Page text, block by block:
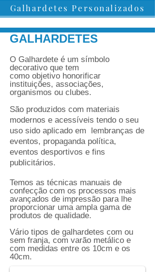
Galhardetes Personalizados
GALHARDETES
O Galhardete é um símbolo
decorativo que tem
como objetivo honorificar
instituições, associações,
organismos ou clubes.
São produzidos com materiais
modernos e acessíveis tendo o seu
uso sido aplicado em lembranças de
eventos, propaganda política,
eventos desportivos e fins
publicitários.
Temos as técnicas manuais de
confecção com os processos mais
avançados de impressão para lhe
proporcionar uma ampla gama de
produtos de qualidade.
Vário tipos de galhardetes com ou
sem franja, com varão metálico e
com medidas entre os 10cm e os
40cm.
Galhardete simples sem franja
Galhardete